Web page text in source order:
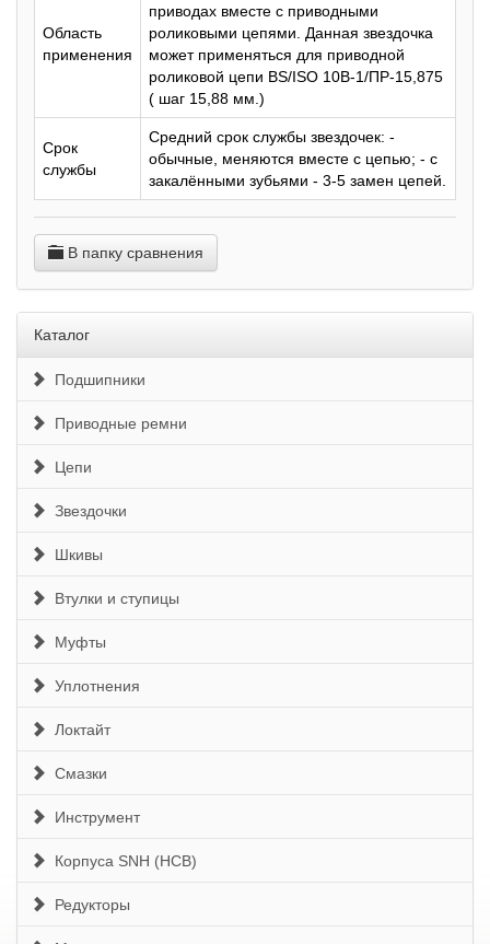
Область
применения
приводах вместе с приводными
роликовыми цепями. Данная звездочка
может применяться для приводной
роликовой цепи BS/ISO 10B-1/ПР-15,875
( шаг 15,88 мм.)
Срок
службы
Средний срок службы звездочек: -
обычные, меняются вместе с цепью; - с
закалёнными зубьями - 3-5 замен цепей.
В папку сравнения
Каталог
Подшипники
Приводные ремни
Цепи
Звездочки
Шкивы
Втулки и ступицы
Муфты
Уплотнения
Локтайт
Смазки
Инструмент
Корпуса SNH (HCB)
Редукторы